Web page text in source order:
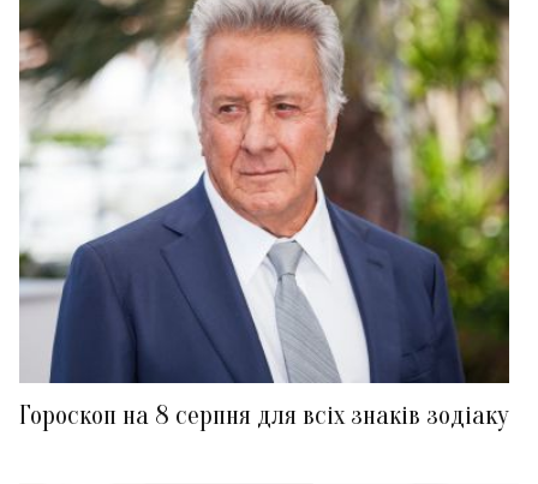
Гороскоп на 8 серпня для всіх знаків зодіаку